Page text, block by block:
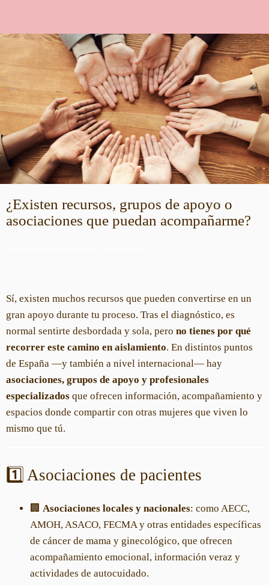
¿Existen recursos, grupos de apoyo o
asociaciones que puedan acompañarme?
Sí, existen muchos recursos que pueden convertirse en un
gran apoyo durante tu proceso. Tras el diagnóstico, es
normal sentirte desbordada y sola, pero no tienes por qué
recorrer este camino en aislamiento. En distintos puntos
de España —y también a nivel internacional— hay
asociaciones, grupos de apoyo y profesionales
especializados que ofrecen información, acompañamiento y
espacios donde compartir con otras mujeres que viven lo
mismo que tú.
1️⃣ Asociaciones de pacientes
🏢 Asociaciones locales y nacionales: como AECC,
AMOH, ASACO, FECMA y otras entidades específicas
de cáncer de mama y ginecológico, que ofrecen
acompañamiento emocional, información veraz y
actividades de autocuidado.